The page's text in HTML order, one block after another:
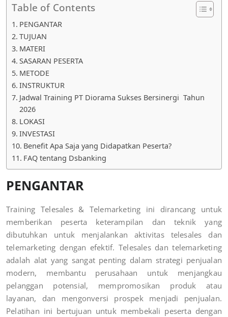
Table of Contents
PENGANTAR
TUJUAN
MATERI
SASARAN PESERTA
METODE
INSTRUKTUR
Jadwal Training PT Diorama Sukses Bersinergi Tahun
2026
LOKASI
INVESTASI
Benefit Apa Saja yang Didapatkan Peserta?
FAQ tentang Dsbanking
PENGANTAR
Training Telesales & Telemarketing ini dirancang untuk
memberikan peserta keterampilan dan teknik yang
dibutuhkan untuk menjalankan aktivitas telesales dan
telemarketing dengan efektif. Telesales dan telemarketing
adalah alat yang sangat penting dalam strategi penjualan
modern, membantu perusahaan untuk menjangkau
pelanggan potensial, mempromosikan produk atau
layanan, dan mengonversi prospek menjadi penjualan.
Pelatihan ini bertujuan untuk membekali peserta dengan